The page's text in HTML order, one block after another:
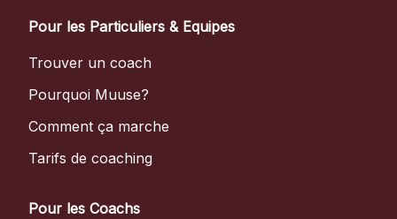
Pour les Particuliers & Equipes
Trouver un coach
Pourquoi Muuse?
Comment ça marche
Tarifs de coaching
Pour les Coachs